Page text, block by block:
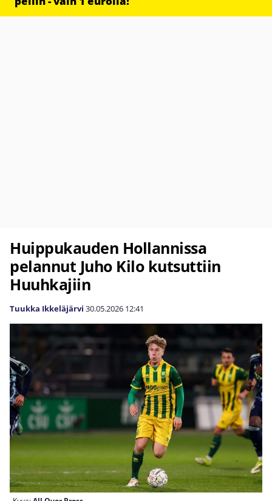
Huippukauden Hollannissa
pelannut Juho Kilo kutsuttiin
Huuhkajiin
Tuukka Ikkeläjärvi 30.05.2026 12:41